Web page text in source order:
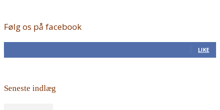
Følg os på facebook
LIKE
Seneste indlæg